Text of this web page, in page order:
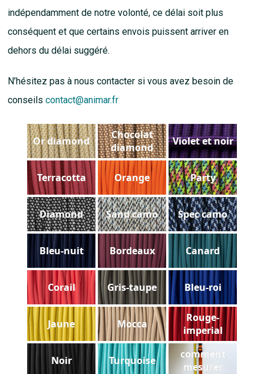
indépendamment de notre volonté, ce délai soit plus
conséquent et que certains envois puissent arriver en
dehors du délai suggéré.
N’hésitez pas à nous contacter si vous avez besoin de
conseils contact@animar.fr
Or diamond
Chocolat
diamond
Violet et noir
Terracotta Orange Party
Diamond Sand camo Spec camo
Bleu-nuit Bordeaux Canard
Corail Gris-taupe Bleu-roi
Jaune Mocca
Rouge-
imperial
Noir Turquoise
comment
mesurer